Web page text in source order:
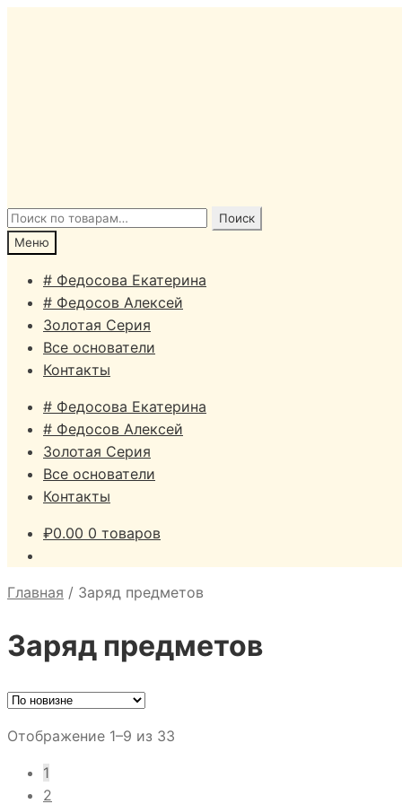
Искать:
Поиск
Меню
# Федосова Екатерина
# Федосов Алексей
Золотая Серия
Все основатели
Контакты
# Федосова Екатерина
# Федосов Алексей
Золотая Серия
Все основатели
Контакты
₽0.00 0 товаров
Главная / Заряд предметов
Заряд предметов
Отображение 1–9 из 33
1
2